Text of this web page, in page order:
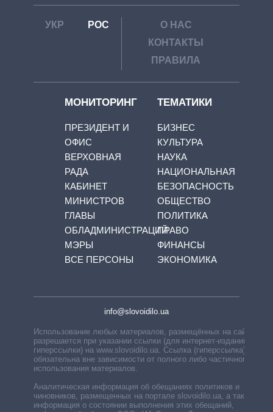
УКР РОС
О НАС
КОНТАКТЫ
ПРАВИЛА
МОНИТОРИНГ
ПРЕЗИДЕНТ И
ОФИС
ВЕРХОВНАЯ
РАДА
КАБИНЕТ
МИНИСТРОВ
ГЛАВЫ
ОБЛАДМИНИСТРАЦИЙ
МЭРЫ
ВСЕ ПЕРСОНЫ
ТЕМАТИКИ
БИЗНЕС
КУЛЬТУРА
НАУКА
НАЦИОНАЛЬНАЯ
БЕЗОПАСНОСТЬ
ОБЩЕСТВО
ПОЛИТИКА
ПРАВО
ФИНАНСЫ
ЭКОНОМИКА
info@slovoidilo.ua
Использование любых материалов, размещённых на сайте,
разрешается при указании ссылки (для интернет-изданий —
гиперссылки) на www.slovoidilo.ua. Ссылка (гиперссылка)
обязательна вне зависимости от полного либо частичного
использования материалов.
Аналитическая информация об обещаниях политиков и
чиновников, размещенных на портале slovoidilo.ua, а также
информация о состоянии выполнения этих обещаний,